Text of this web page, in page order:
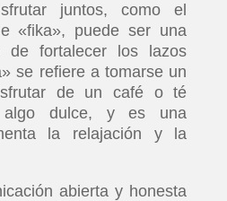
juntos, como el
«fika», puede ser una
de fortalecer los lazos
se refiere a tomarse un
de un café o té
algo dulce, y es una
la relajación y la
abierta y honesta